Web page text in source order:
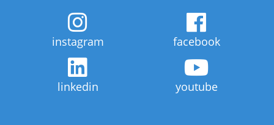
instagram facebook
linkedin youtube